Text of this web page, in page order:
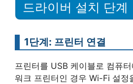
드라이버 설치 단계
1단계: 프린터 연결
프린터를 USB 케이블로 컴퓨
워크 프린터인 경우 Wi-Fi 설정